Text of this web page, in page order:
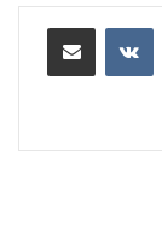
مشاركة عبر البريد